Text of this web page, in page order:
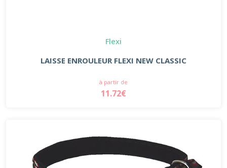
Flexi
LAISSE ENROULEUR FLEXI NEW CLASSIC
à partir de
11.72€